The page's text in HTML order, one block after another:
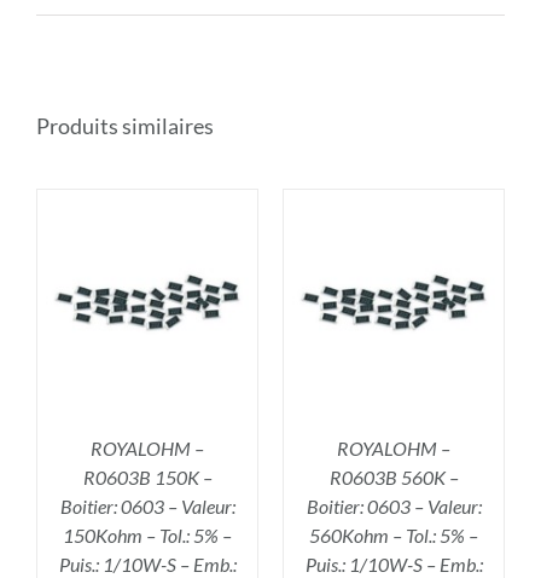
Produits similaires
ROYALOHM –
R0603B 150K –
Boitier: 0603 – Valeur:
150Kohm – Tol.: 5% –
Puis.: 1/10W-S – Emb.:
AJOUTER AU PANIER
/
DÉTAILS
ROYALOHM –
R0603B 560K –
Boitier: 0603 – Valeur:
560Kohm – Tol.: 5% –
Puis.: 1/10W-S – Emb.: